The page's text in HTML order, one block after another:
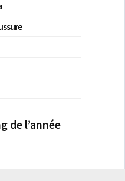
de l’année